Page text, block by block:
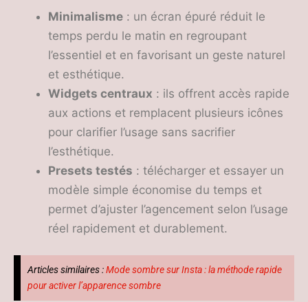
Minimalisme : un écran épuré réduit le
temps perdu le matin en regroupant
l’essentiel et en favorisant un geste naturel
et esthétique.
Widgets centraux : ils offrent accès rapide
aux actions et remplacent plusieurs icônes
pour clarifier l’usage sans sacrifier
l’esthétique.
Presets testés : télécharger et essayer un
modèle simple économise du temps et
permet d’ajuster l’agencement selon l’usage
réel rapidement et durablement.
Articles similaires :Mode sombre sur Insta : la méthode rapide
pour activer l’apparence sombre